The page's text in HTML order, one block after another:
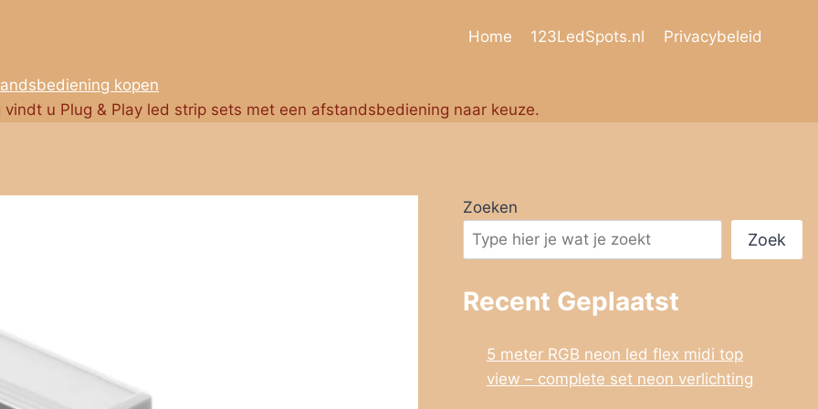
Home 123LedSpots.nl Privacybeleid
kopen
vindt u Plug & Play led strip sets met een afstandsbediening naar keuze.
Zoeken
Zoek
Recent Geplaatst
5 meter RGB neon led flex midi top
view – complete set neon verlichting